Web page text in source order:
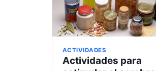
ACTIVIDADES
Actividades para